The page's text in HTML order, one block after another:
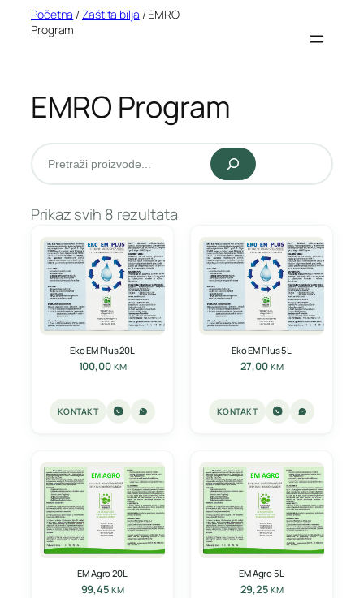
Početna /Zaštita bilja / EMRO
Program
EMRO Program
Pretraži
Prikaz svih 8 rezultata
Eko EM Plus 20L
100,00 KM
KONTAKT
Eko EM Plus 5L
27,00 KM
KONTAKT
EM Agro 20L
99,45 KM
EM Agro 5L
29,25 KM